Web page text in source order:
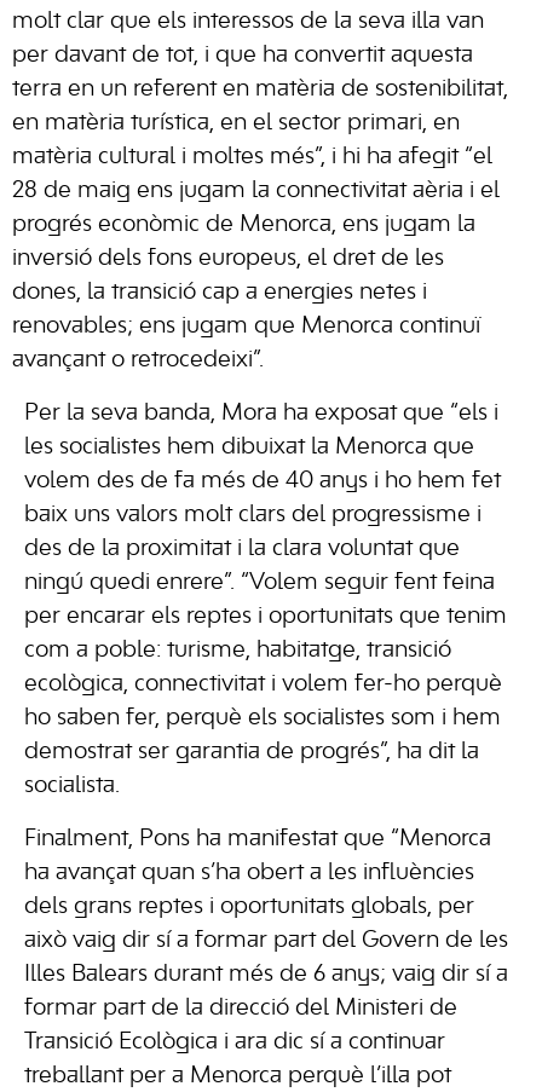
molt clar que els interessos de la seva illa van
per davant de tot, i que ha convertit aquesta
terra en un referent en matèria de sostenibilitat,
en matèria turística, en el sector primari, en
matèria cultural i moltes més”, i hi ha afegit “el
28 de maig ens jugam la connectivitat aèria i el
progrés econòmic de Menorca, ens jugam la
inversió dels fons europeus, el dret de les
dones, la transició cap a energies netes i
renovables; ens jugam que Menorca continuï
avançant o retrocedeixi”.
Per la seva banda, Mora ha exposat que “els i
les socialistes hem dibuixat la Menorca que
volem des de fa més de 40 anys i ho hem fet
baix uns valors molt clars del progressisme i
des de la proximitat i la clara voluntat que
ningú quedi enrere”. “Volem seguir fent feina
per encarar els reptes i oportunitats que tenim
com a poble: turisme, habitatge, transició
ecològica, connectivitat i volem fer-ho perquè
ho saben fer, perquè els socialistes som i hem
demostrat ser garantia de progrés”, ha dit la
socialista.
Finalment, Pons ha manifestat que “Menorca
ha avançat quan s’ha obert a les influències
dels grans reptes i oportunitats globals, per
això vaig dir sí a formar part del Govern de les
Illes Balears durant més de 6 anys; vaig dir sí a
formar part de la direcció del Ministeri de
Transició Ecològica i ara dic sí a continuar
treballant per a Menorca perquè l’illa pot